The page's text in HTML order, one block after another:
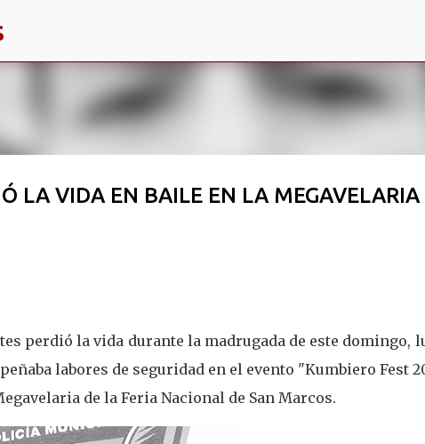
LA VIDA EN BAILE EN LA MEGAVELARIA
perdió la vida durante la madrugada de este domingo,
labores de seguridad en el evento "Kumbiero Fest
de la Feria Nacional de San Marcos.